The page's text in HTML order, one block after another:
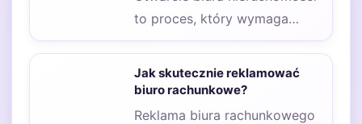
to proces, który wymaga
staranności i przemyślanej
strategii. Przede wszystkim
należy zrozumieć,…
Jak skutecznie reklamować
biuro rachunkowe?
Reklama biura rachunkowego